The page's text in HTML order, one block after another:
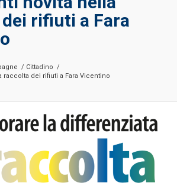
rifiuti a Fara
/ Cittadino /
raccolta dei rifiuti a Fara Vicentino